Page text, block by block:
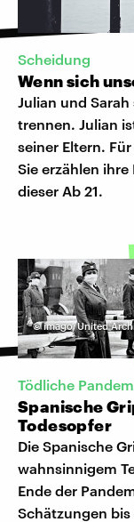
Scheidung
Wenn sich
Julian und
trennen. Julian
seiner Eltern.
Sie erzählen
dieser Ab 21.
©imago/United
Tödliche
Spanische
Todesopfer
Die Spanische
wahnsinnigem
Ende der
Schätzungen